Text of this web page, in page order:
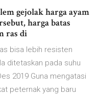
gejolak harga ayam
harga batas
ras di
bisa lebih resisten
ditetaskan pada suhu
2019 Guna mengatasi
peternak yang baru